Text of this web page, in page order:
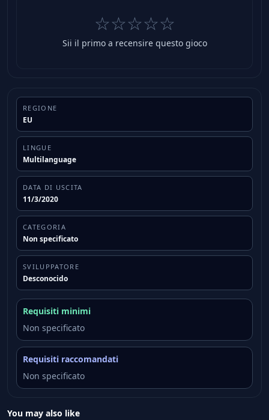
☆☆☆☆☆
Sii il primo a recensire questo gioco
REGIONE
EU
LINGUE
Multilanguage
DATA DI USCITA
11/3/2020
CATEGORIA
Non specificato
SVILUPPATORE
Desconocido
Requisiti minimi
Non specificato
Requisiti raccomandati
Non specificato
You may also like